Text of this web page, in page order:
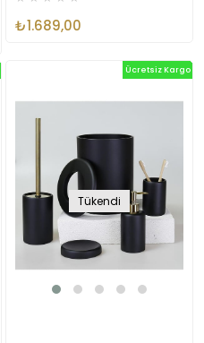
₺1.689,00
Tükendi
Ücretsiz Kargo